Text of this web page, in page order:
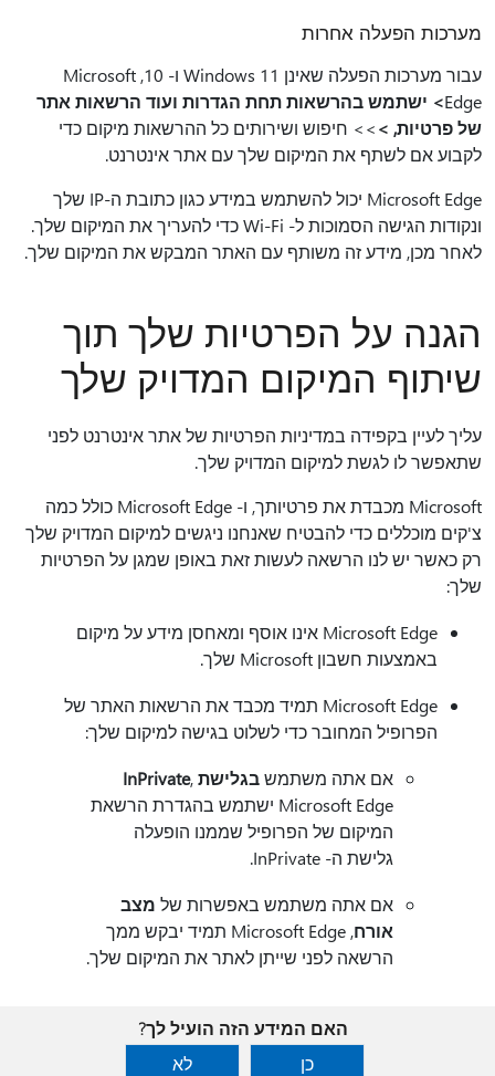
מערכות הפעלה אחרות
עבור מערכות הפעלה שאינן Windows 11 ו- 10
, Microsoft
Edge> ישתמש בהרשאות תחת הגדרות ועוד הרשאות אתר
של פרטיות, >>> חיפוש ושירותים כל ההרשאות מיקום כדי
לקבוע אם לשתף את המיקום שלך עם אתר אינטרנט.
Microsoft Edge יכול להשתמש במידע כגון כתובת ה-IP שלך
ונקודות הגישה הסמוכות ל- Wi-Fi כדי להעריך את המיקום שלך.
לאחר מכן, מידע זה משותף עם האתר המבקש את המיקום שלך.
הגנה על הפרטיות שלך תוך
שיתוף המיקום המדויק שלך
עליך לעיין בקפידה במדיניות הפרטיות של אתר אינטרנט לפני
שתאפשר לו לגשת למיקום המדויק שלך.
Microsoft מכבדת את פרטיותך, ו- Microsoft Edge כולל כמה
צ'קים מוכללים כדי להבטיח שאנחנו ניגשים למיקום המדויק שלך
רק כאשר יש לנו הרשאה לעשות זאת באופן שמגן על הפרטיות
שלך:
Microsoft Edge אינו אוסף ומאחסן מידע על מיקום
באמצעות חשבון Microsoft שלך.
Microsoft Edge תמיד מכבד את הרשאות האתר של
הפרופיל המחובר כדי לשלוט בגישה למיקום שלך:
אם אתה משתמשבגלישת InPrivate,
Microsoft Edge ישתמש בהגדרת הרשאת
המיקום של הפרופיל שממנו הופעלה
גלישת ה- InPrivate.
אם אתה משתמש באפשרות של מצב
אורח
, Microsoft Edge תמיד יבקש ממך
הרשאה לפני שייתן לאתר את המיקום שלך.
האם המידע הזה הועיל לך?
כן
לא